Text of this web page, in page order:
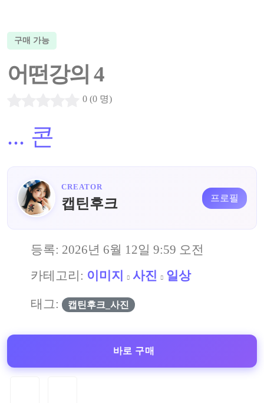
구매 가능
어떤강의 4
0 (0 명)
... 콘
CREATOR
캡틴후크 프로필
등록: 2026년 6월 12일 9:59 오전
카테고리: 이미지 사진 일상
태그: 캡틴후크_사진
바로 구매